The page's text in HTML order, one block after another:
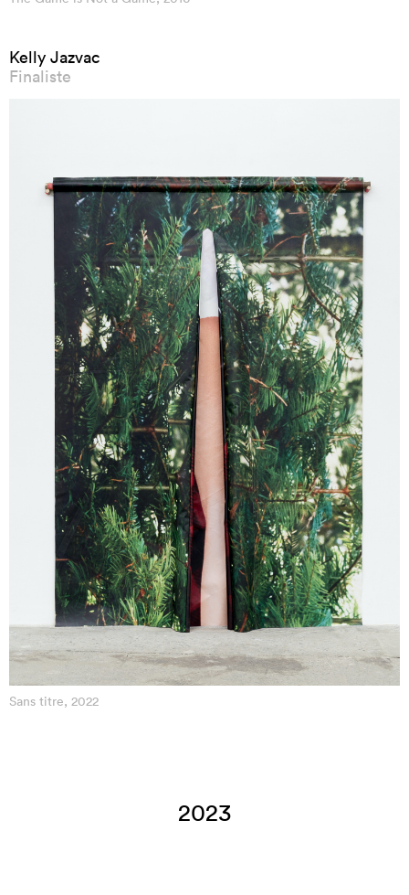
Kelly Jazvac
Finaliste
Sans titre, 2022
2023